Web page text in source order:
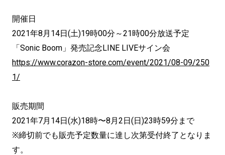
開催日
2021年8月14日(土)19時00分～21時00分放送予定
「Sonic Boom」発売記念LINE LIVEサイン会
https://www.corazon-store.com/event/2021/08-09/250
1/
販売期間
2021年7月14日(水)18時〜8月2日(日)23時59分まで
※締切前でも販売予定数量に達し次第受付終了となりま
す。